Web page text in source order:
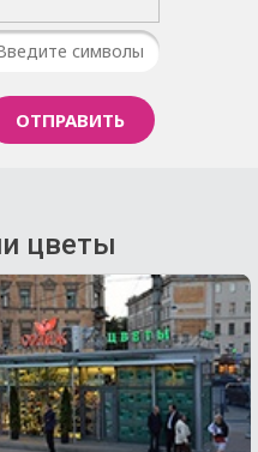
цветы